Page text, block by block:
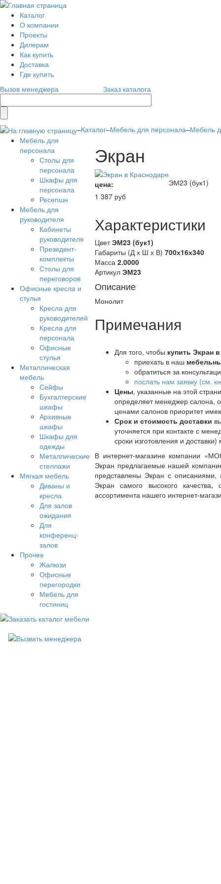
Каталог
О компании
Проекты
Дилерам
Как купить
Доставка
Где купить
Вызов менеджера
Заказ каталога
–Каталог–Мебель для персонала–Мебель
Мебель для
персонала
Столы для
персонала
Шкафы для
персонала
Ресепшн
Мебель для
руководителя
Кабинеты
руководителя
Президент-
комплекты
Столы для
переговоров
Офисные кресла и
стулья
Кресла для
руководителей
Кресла для
персонала
Офисные
стулья
Металлическая
мебель
Сейфы
Бухгалтерские
шкафы
Архивные
шкафы
Шкафы для
одежды
Металлические
стеллажи
Мягкая мебель
Диваны и
кресла
Для залов
ожидания
Для
конференц-
залов
Прочее
Жалюзи
Офисные
перегородки
Мебель для
гостиниц
Экран
цена:
1 387 руб
ЭМ23 (бук1)
Характеристики
Цвет ЭМ23 (бук1)
Габариты (Д х Ш х В) 700х16х340
Масса 2.0000
Артикул ЭМ23
Описание
Монолит
Примечания
Для того, чтобы купить Экран
приехать в наш
обратиться за
послать нам заявку (см.
Цены, указанные на этой
определяет менеджер салона,
ценами салонов приоритет
Срок и стоимость доставки
уточняется при контакте с
сроки изготовления и
В интернет-магазине компании
Экран предлагаемые нашей
представлены Экран с
Экран самого высокого
ассортимента нашего интернет-